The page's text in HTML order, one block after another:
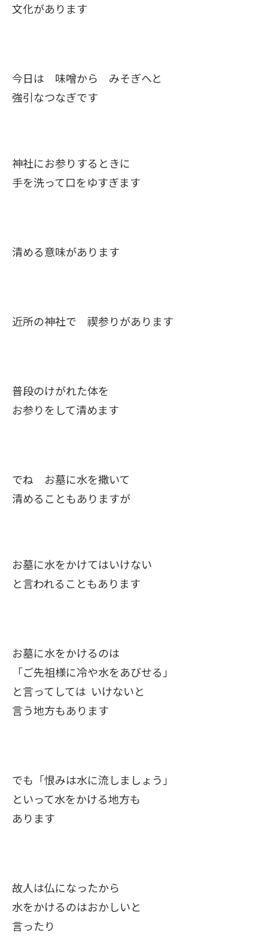
文化があります
今日は 味噌から みそぎへと
強引なつなぎです
神社にお参りするときに
手を洗って口をゆすぎます
清める意味があります
近所の神社で 禊参りがあります
普段のけがれた体を
お参りをして清めます
でね お墓に水を撒いて
清めることもありますが
お墓に水をかけてはいけない
と言われることもあります
お墓に水をかけるのは
「ご先祖様に冷や水をあびせる」
と言ってしては いけないと
言う地方もあります
でも「恨みは水に流しましょう」
といって水をかける地方も
あります
故人は仏になったから
水をかけるのはおかしいと
言ったり